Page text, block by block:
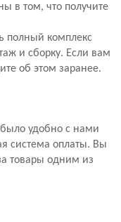
в том, что получите
полный комплекс
и сборку. Если вам
об этом заранее.
удобно с нами
система оплаты. Вы
товары одним из